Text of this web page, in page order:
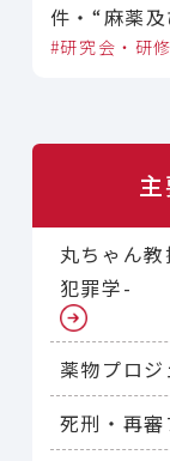
件・“麻薬
研究会・研
丸ちゃん
犯罪学-
薬物プロジ
死刑・再